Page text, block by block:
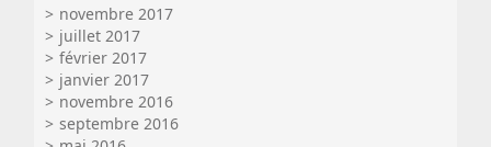
novembre 2017
juillet 2017
février 2017
janvier 2017
novembre 2016
septembre 2016